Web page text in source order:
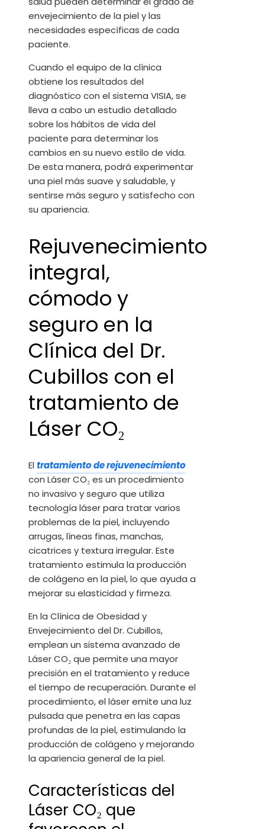
envejecimiento de la piel y las
necesidades específicas de cada
paciente.
Cuando el equipo de la clínica
obtiene los resultados del
diagnóstico con el sistema VISIA, se
lleva a cabo un estudio detallado
sobre los hábitos de vida del
paciente para determinar los
cambios en su nuevo estilo de vida.
De esta manera, podrá experimentar
una piel más suave y saludable, y
sentirse más seguro y satisfecho con
su apariencia.
Rejuvenecimiento
integral,
cómodo y
seguro en la
Clínica del Dr.
Cubillos con el
tratamiento de
Láser CO₂
El tratamiento de rejuvenecimiento
con Láser CO₂ es un procedimiento
no invasivo y seguro que utiliza
tecnología láser para tratar varios
problemas de la piel, incluyendo
arrugas, líneas finas, manchas,
cicatrices y textura irregular. Este
tratamiento estimula la producción
de colágeno en la piel, lo que ayuda a
mejorar su elasticidad y firmeza.
En la Clínica de Obesidad y
Envejecimiento del Dr. Cubillos,
emplean un sistema avanzado de
Láser CO₂ que permite una mayor
precisión en el tratamiento y reduce
el tiempo de recuperación. Durante el
procedimiento, el láser emite una luz
pulsada que penetra en las capas
profundas de la piel, estimulando la
producción de colágeno y mejorando
la apariencia general de la piel.
Características del
Láser CO₂ que